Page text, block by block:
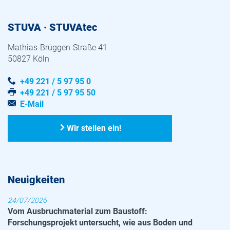
STUVA · STUVAtec
Mathias-Brüggen-Straße 41
50827 Köln
+49 221 / 5 97 95 0
+49 221 / 5 97 95 50
E-Mail
Wir stellen ein!
Neuigkeiten
24/07/2026
Vom Ausbruchmaterial zum Baustoff:
Forschungsprojekt untersucht, wie aus Boden und